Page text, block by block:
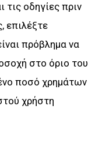
οδηγίες πριν
επιλέξτε
πρόβλημα να
στο όριο του
ποσό χρημάτων
χρήστη